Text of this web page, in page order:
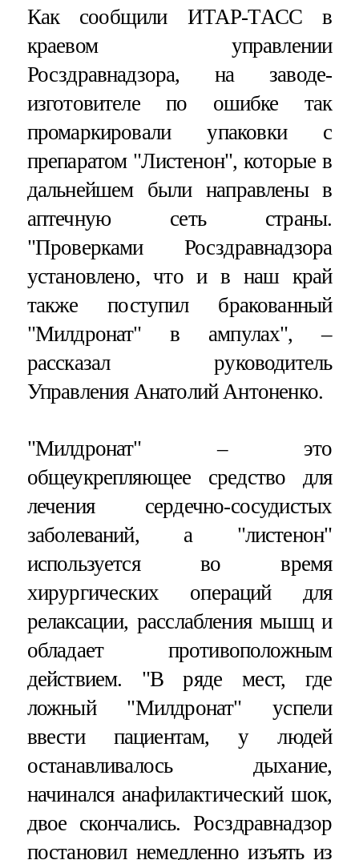
Как сообщили ИТАР-ТАСС в
краевом управлении
Росздравнадзора, на заводе-
изготовителе по ошибке так
промаркировали упаковки с
препаратом "Листенон", которые в
дальнейшем были направлены в
аптечную сеть страны.
"Проверками Росздравнадзора
установлено, что и в наш край
также поступил бракованный
"Милдронат" в ампулах", –
рассказал руководитель
Управления Анатолий Антоненко.
"Милдронат" – это
общеукрепляющее средство для
лечения сердечно-сосудистых
заболеваний, а "листенон"
используется во время
хирургических операций для
релаксации, расслабления мышц и
обладает противоположным
действием. "В ряде мест, где
ложный "Милдронат" успели
ввести пациентам, у людей
останавливалось дыхание,
начинался анафилактический шок,
двое скончались. Росздравнадзор
постановил немедленно изъять из